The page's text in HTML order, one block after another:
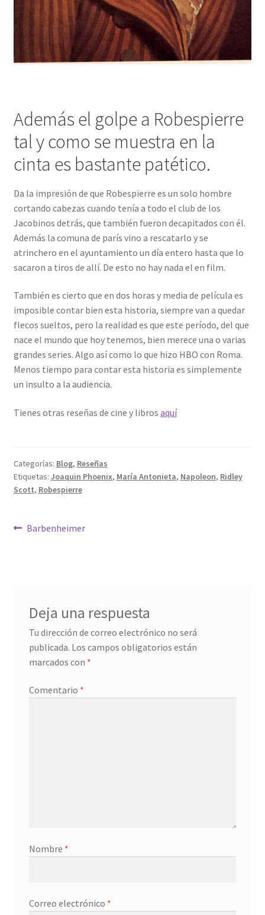
Además el golpe a Robespierre
tal y como se muestra en la
cinta es bastante patético.
Da la impresión de que Robespierre es un solo hombre
cortando cabezas cuando tenía a todo el club de los
Jacobinos detrás, que también fueron decapitados con él.
Además la comuna de parís vino a rescatarlo y se
atrinchero en el ayuntamiento un día entero hasta que lo
sacaron a tiros de allí. De esto no hay nada el en film.
También es cierto que en dos horas y media de película es
imposible contar bien esta historia, siempre van a quedar
flecos sueltos, pero la realidad es que este período, del que
nace el mundo que hoy tenemos, bien merece una o varias
grandes series. Algo así como lo que hizo HBO con Roma.
Menos tiempo para contar esta historia es simplemente
un insulto a la audiencia.
Tienes otras reseñas de cine y libros aquí
Categorías: Blog, Reseñas
Etiquetas: Joaquin Phoenix, María Antonieta, Napoleon, Ridley
Scott, Robespierre
Navegación
Anterior:
Barbenheimer
Deja una respuesta
Tu dirección de correo electrónico no será
publicada. Los campos obligatorios están
marcados con *
Comentario *
Nombre *
Correo electrónico *